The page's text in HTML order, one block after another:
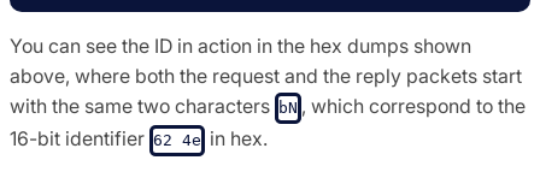
You can see the ID in action in the hex dumps shown
above, where both the request and the reply packets start
with the same two characters bN , which correspond to the
16-bit identifier 62 4e in hex.